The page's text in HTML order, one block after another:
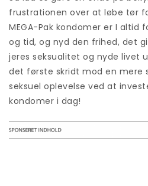
frustrationen over at løbe tør
MEGA-Pak kondomer er I altid
og tid, og nyd den frihed, det
jeres seksualitet og nyde livet
det første skridt mod en mere
seksuel oplevelse ved at
kondomer i dag!